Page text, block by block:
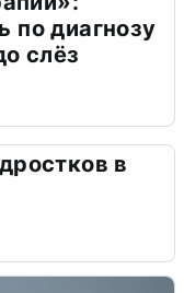
по диагнозу
слёз
в